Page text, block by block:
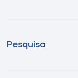
Pesquisa